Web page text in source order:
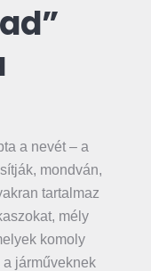
a nevét – a
mondván,
tartalmaz
mély
komoly
járműveknek